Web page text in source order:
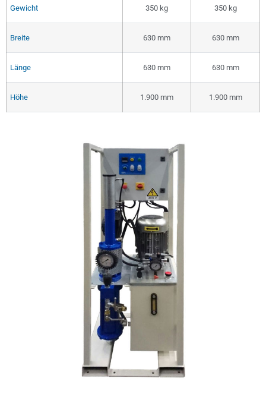
Gewicht 350 kg 350 kg
Breite 630 mm 630 mm
Länge 630 mm 630 mm
Höhe 1.900 mm 1.900 mm